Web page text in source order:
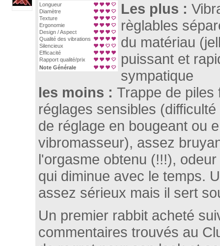
Longueur
Diamètre
Texture
Ergonomie
Design / Aspect
Qualité des vibrations
Silencieux
Efficacité
Rapport qualité/prix
Note Générale
Les plus :
règlables
du matériau
puissant et
sympatique
les moins : Trappe de piles
réglages sensibles
de réglage en bougeant ou
vibromasseur), assez
l'orgasme obtenu (!!!),
qui diminue avec le temps.
assez sérieux mais il sert
Un premier rabbit acheté
commentaires trouvés au